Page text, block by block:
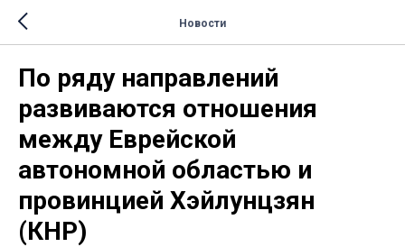
Новости
По ряду направлений
развиваются отношения
между Еврейской
автономной областью и
провинцией Хэйлунцзян
(КНР)